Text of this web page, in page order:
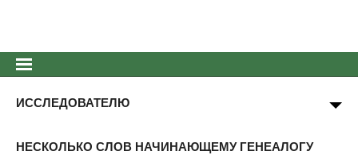
ИССЛЕДОВАТЕЛЮ
НЕСКОЛЬКО СЛОВ НАЧИНАЮЩЕМУ ГЕНЕАЛОГУ